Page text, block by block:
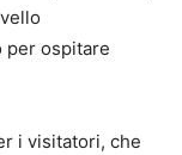
per ospitare
i visitatori, che